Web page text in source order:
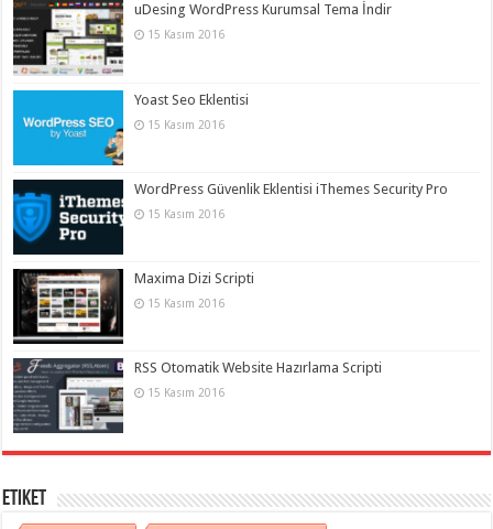
uDesing WordPress Kurumsal Tema İndir
15 Kasım 2016
Yoast Seo Eklentisi
15 Kasım 2016
WordPress Güvenlik Eklentisi iThemes Security Pro
15 Kasım 2016
Maxima Dizi Scripti
15 Kasım 2016
RSS Otomatik Website Hazırlama Scripti
15 Kasım 2016
Etiket